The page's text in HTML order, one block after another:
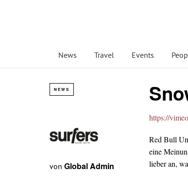
News Travel Events
NEWS
von Global Admin
https://
Red Bull
eine
lieber an,